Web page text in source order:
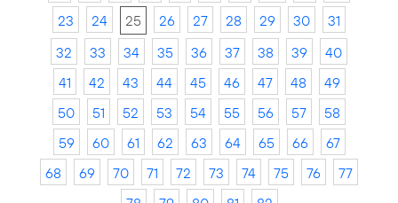
23
24 25 26 27 28 29 30
31
32
33 34 35 36 37 38 39
40
41
42 43 44 45 46 47 48
49
50
51 52 53 54 55 56 57
58
59
60 61 62 63 64 65 66
67
68
69 70 71 72 73 74 75 76
77